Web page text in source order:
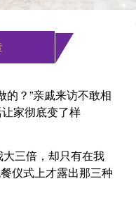
的？”亲戚来访不敢相
家彻底变了样
三倍，却只有在我
仪式上才露出那三种